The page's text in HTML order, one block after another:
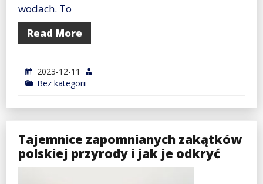
wodach. To
Read More
2023-12-11
Bez kategorii
Tajemnice zapomnianych zakątków
polskiej przyrody i jak je odkryć